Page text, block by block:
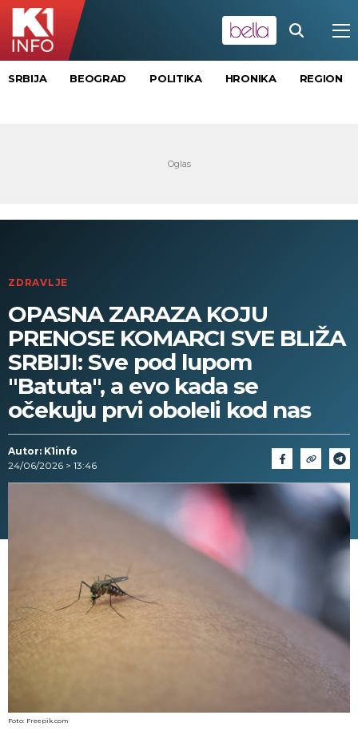
SRBIJA BEOGRAD POLITIKA HRONIKA REGION
ZDRAVLJE
OPASNA ZARAZA KOJU
PRENOSE KOMARCI SVE BLIŽA
SRBIJI: Sve pod lupom
"Batuta", a evo kada se
očekuju prvi oboleli kod nas
Autor: K1info
24/06/2026 > 13:46
Foto: Freepik.com